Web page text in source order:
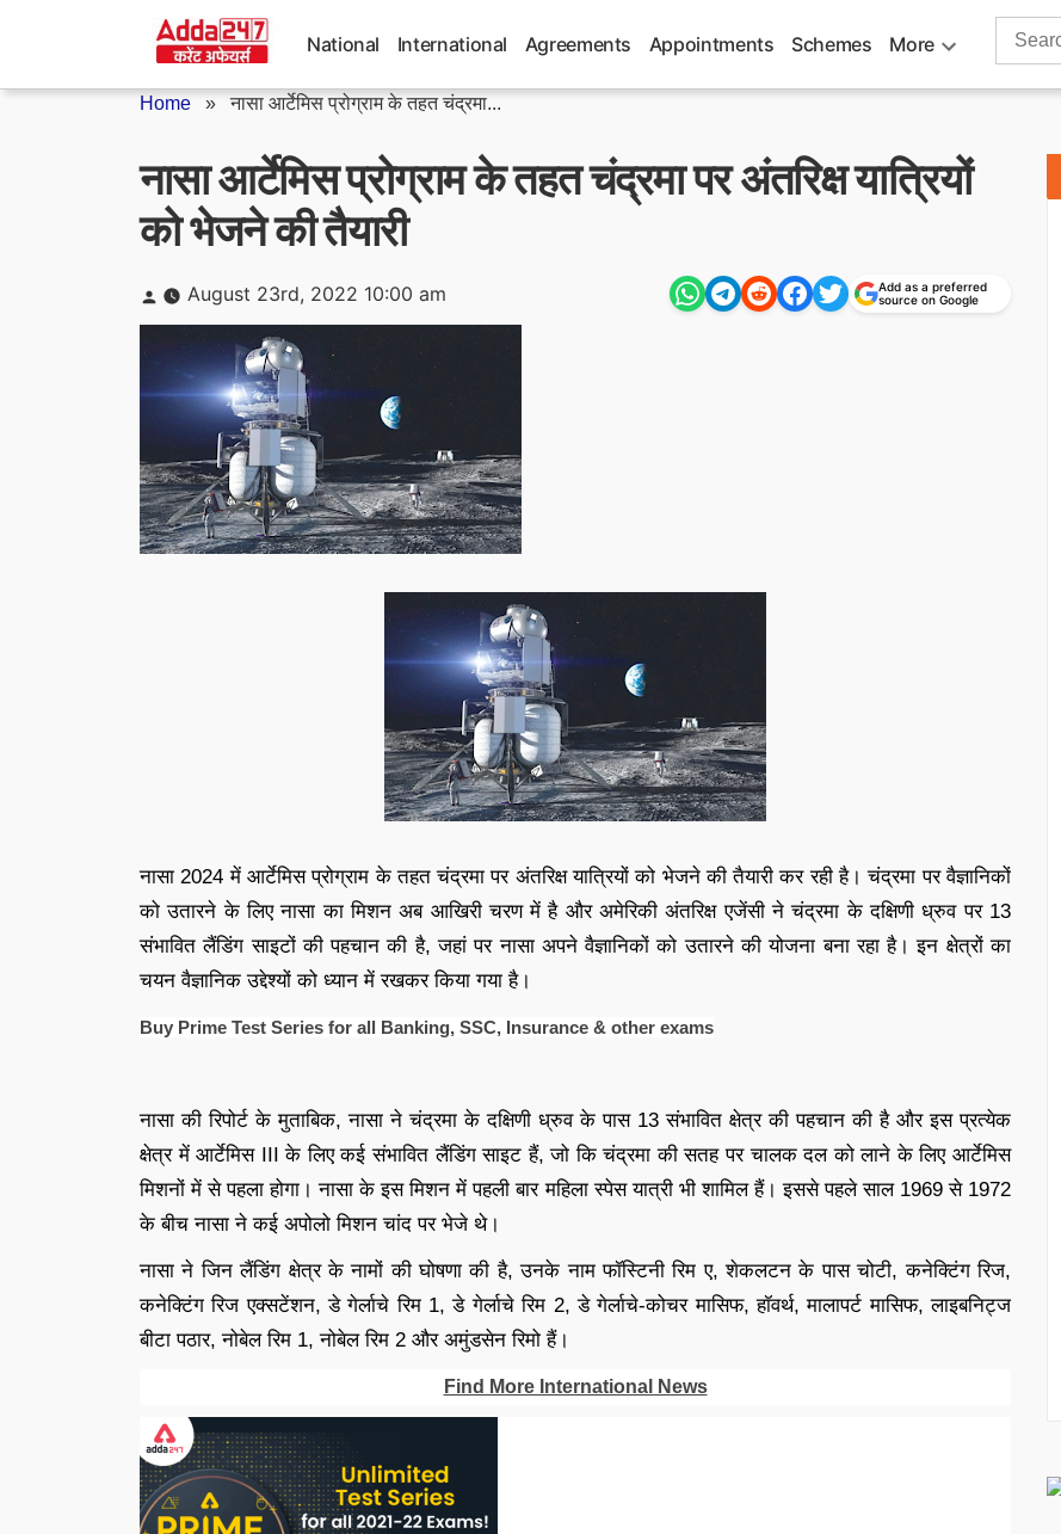
National International Agreements Appointments Schemes More
Search
Home »नासा आर्टेमिस प्रोग्राम के तहत चंद्रमा...
नासा आर्टेमिस प्रोग्राम के तहत चंद्रमा पर अंतरिक्ष यात्रियों
को भेजने की तैयारी
Posted
by
August 23rd, 2022 10:00 am
Add as a preferred
source on Google
नासा 2024 में आर्टेमिस प्रोग्राम के तहत चंद्रमा पर अंतरिक्ष यात्रियों को भेजने की तैयारी कर रही है। चंद्रमा पर वैज्ञानिकों
को उतारने के लिए नासा का मिशन अब आखिरी चरण में है और अमेरिकी अंतरिक्ष एजेंसी ने चंद्रमा के दक्षिणी ध्रुव पर 13
संभावित लैंडिंग साइटों की पहचान की है, जहां पर नासा अपने वैज्ञानिकों को उतारने की योजना बना रहा है। इन क्षेत्रों का
चयन वैज्ञानिक उद्देश्यों को ध्यान में रखकर किया गया है।
Buy Prime Test Series for all Banking, SSC, Insurance & other exams
नासा की रिपोर्ट के मुताबिक, नासा ने चंद्रमा के दक्षिणी ध्रुव के पास 13 संभावित क्षेत्र की पहचान की है और इस प्रत्येक
क्षेत्र में आर्टेमिस III के लिए कई संभावित लैंडिंग साइट हैं, जो कि चंद्रमा की सतह पर चालक दल को लाने के लिए आर्टेमिस
मिशनों में से पहला होगा। नासा के इस मिशन में पहली बार महिला स्पेस यात्री भी शामिल हैं। इससे पहले साल 1969 से 1972
के बीच नासा ने कई अपोलो मिशन चांद पर भेजे थे।
नासा ने जिन लैंडिंग क्षेत्र के नामों की घोषणा की है, उनके नाम फॉस्टिनी रिम ए, शेकलटन के पास चोटी, कनेक्टिंग रिज,
कनेक्टिंग रिज एक्सटेंशन, डे गेर्लाचे रिम 1, डे गेर्लाचे रिम 2, डे गेर्लाचे-कोचर मासिफ, हॉवर्थ, मालापर्ट मासिफ, लाइबनिट्ज
बीटा पठार, नोबेल रिम 1, नोबेल रिम 2 और अमुंडसेन रिमो हैं।
Find More International News